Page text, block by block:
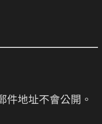
件地址不會公開。